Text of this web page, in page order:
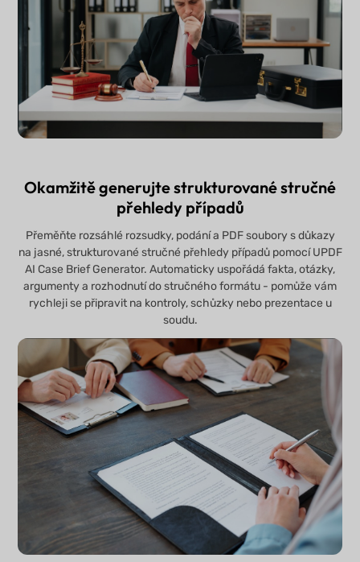
Okamžitě generujte strukturované stručné
přehledy případů
Přeměňte rozsáhlé rozsudky, podání a PDF soubory s důkazy
na jasné, strukturované stručné přehledy případů pomocí UPDF
AI Case Brief Generator. Automaticky uspořádá fakta, otázky,
argumenty a rozhodnutí do stručného formátu - pomůže vám
rychleji se připravit na kontroly, schůzky nebo prezentace u
soudu.